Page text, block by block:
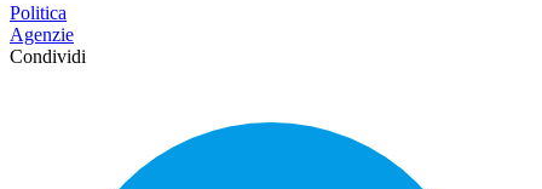
Politica
Agenzie
Condividi